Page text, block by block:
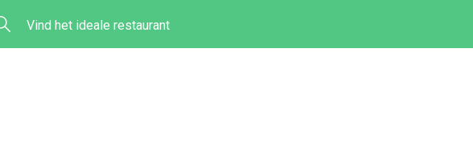
Vind het ideale restaurant